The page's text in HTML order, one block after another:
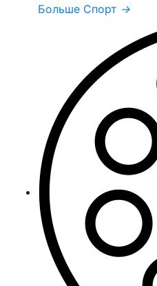
Больше Спорт →